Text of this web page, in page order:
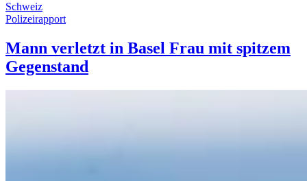
Schweiz
Polizeirapport
Mann verletzt in Basel Frau mit spitzem
Gegenstand